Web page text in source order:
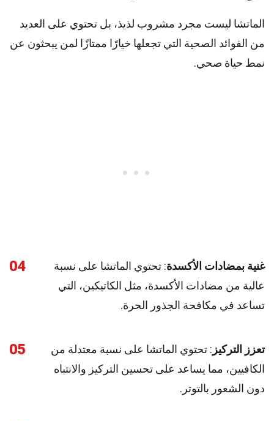
الماتشا ليست مجرد مشروب لذيذ، بل تحتوي على العديد
من الفوائد الصحية التي تجعلها خيارًا ممتازًا لمن يبحثون عن
نمط حياة صحي.
04 غنية بمضادات الأكسدة: تحتوي الماتشا على نسبة
عالية من مضادات الأكسدة، مثل الكاتيكين، التي
تساعد في مكافحة الجذور الحرة.
05 تعزز التركيز : تحتوي الماتشا على نسبة معتدلة من
الكافيين، مما يساعد على تحسين التركيز والانتباه
دون الشعور بالتوتر.